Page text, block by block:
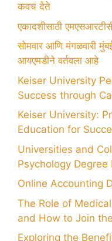
कवच देते
एकादशीसाठी
सोमवार आणि मंगळवारी
आयएमडीने वर्तवला आहे
Keiser University
Success through
Keiser University:
Education for
Universities and
Psychology Degree
Online Accounting
The Role of
and How to Join
Exploring the